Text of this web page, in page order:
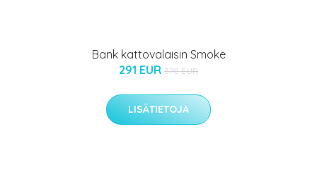
Bank kattovalaisin Smoke
291 EUR 370 EUR
LISÄTIETOJA